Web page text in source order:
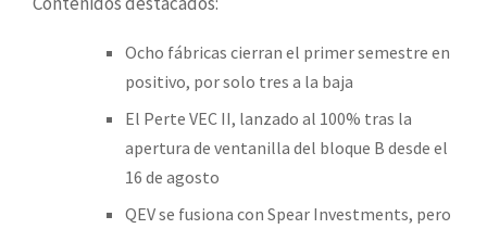
Ocho fábricas cierran el primer semestre en
positivo, por solo tres a la baja
El Perte VEC II, lanzado al 100% tras la
apertura de ventanilla del bloque B desde el
16 de agosto
QEV se fusiona con Spear Investments, pero